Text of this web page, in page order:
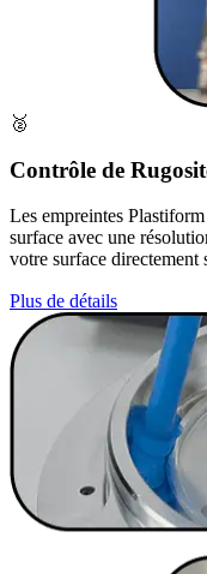
🥈
Contrôle de
Les empreintes
surface avec une
votre surface directement
Plus de détails